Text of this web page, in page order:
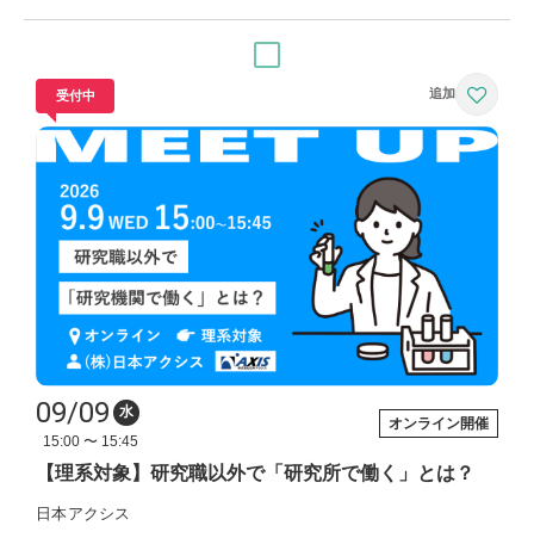
受付中
09/09
水
15:00 〜 15:45
オンライン開催
【理系対象】研究職以外で「研究所で働く」とは？
日本アクシス